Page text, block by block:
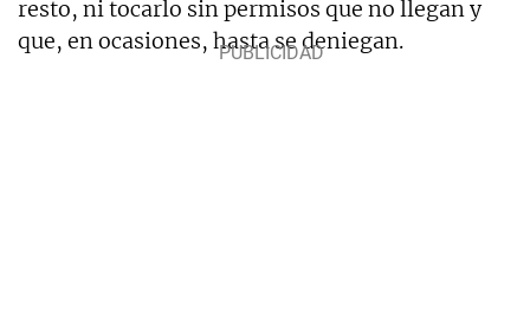
resto, ni tocarlo sin permisos que no llegan y
que, en ocasiones, hasta se deniegan.